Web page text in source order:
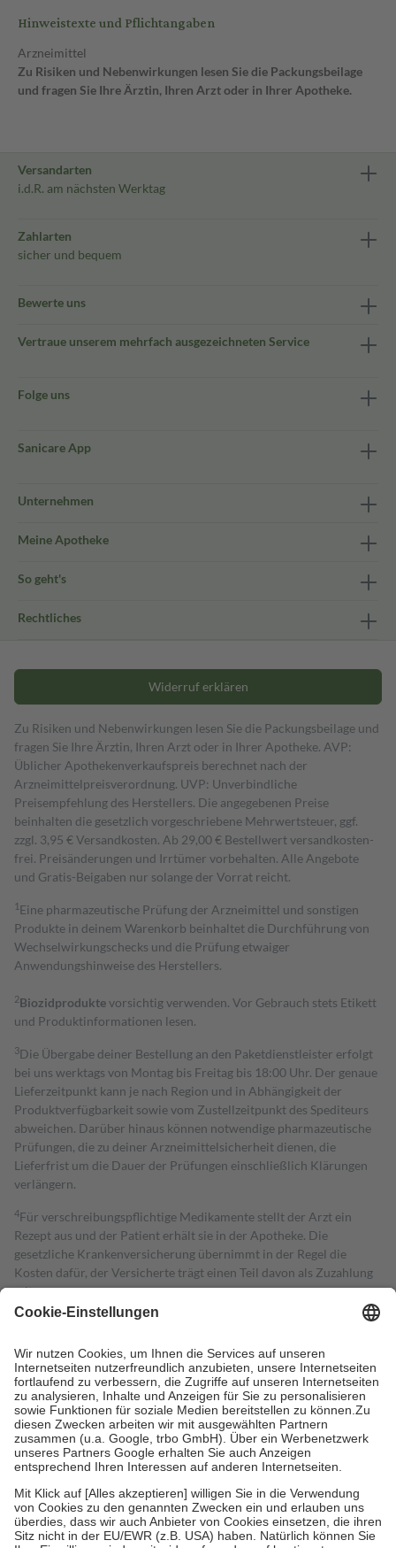
Hinweistexte und Pflichtangaben
Arzneimittel
Zu Risiken und Nebenwirkungen lesen Sie die Packungsbeilage
und fragen Sie Ihre Ärztin, Ihren Arzt oder in Ihrer Apotheke.
Versandarten
i.d.R. am nächsten Werktag
Zahlarten
sicher und bequem
Bewerte uns
Vertraue unserem mehrfach ausgezeichneten Service
Folge uns
Sanicare App
Unternehmen
Meine Apotheke
So geht's
Rechtliches
Widerruf erklären
Zu Risiken und Nebenwirkungen lesen Sie die Packungsbeilage und
fragen Sie Ihre Ärztin, Ihren Arzt oder in Ihrer Apotheke. AVP:
Üblicher Apothekenverkaufspreis berechnet nach der
Arzneimittelpreisverordnung. UVP: Unverbindliche
Preisempfehlung des Herstellers. Die angegebenen Preise
beinhalten die gesetzlich vorgeschriebene Mehrwertsteuer, ggf.
zzgl. 3,95 € Versandkosten. Ab 29,00 € Bestell­wert versand­kosten­
frei. Preisänderungen und Irrtümer vorbehalten. Alle Angebote
und Gratis-Beigaben nur solange der Vorrat reicht.
1 Eine pharmazeutische Prüfung der Arzneimittel und sonstigen
Produkte in deinem Warenkorb beinhaltet die Durchführung von
Wechselwirkungschecks und die Prüfung etwaiger
Anwendungshinweise des Herstellers.
2Biozidproduktevorsichtig verwenden. Vor Gebrauch stets Etikett
und Produktinformationen lesen.
3Die Übergabe deiner Bestellung an den Paketdienstleister erfolgt
bei uns werktags von Montag bis Freitag bis 18:00 Uhr. Der genaue
Lieferzeitpunkt kann je nach Region und in Abhängigkeit der
Produktverfügbarkeit sowie vom Zustellzeitpunkt des Spediteurs
abweichen. Darüber hinaus können notwendige pharmazeutische
Prüfungen, die zu deiner Arzneimittelsicherheit dienen, die
Lieferfrist um die Dauer der Prüfungen einschließlich Klärungen
verlängern.
4Für verschreibungspflichtige Medikamente stellt der Arzt ein
Rezept aus und der Patient erhält sie in der Apotheke. Die
gesetzliche Krankenversicherung übernimmt in der Regel die
Kosten dafür, der Versicherte trägt einen Teil davon als Zuzahlung
mit.
Grundsätzlich leisten Mitglieder Zuzahlungen in Höhe von zehn
höchstens zehn Euro.
Es sind jedoch nie mehr als die tatsächlichen
Kosten der Leistung zu entrichten.
Diese Regeln gelten grundsätzlich auch für Online-Apotheken.
Bei Heilmitteln und häuslicher Krankenpflege beträgt die
Zuzahlung zehn Prozent der Kosten sowie zehn Euro je
Verordnung.
Um das Engagement der Versicherten für ihre eigene Gesundheit zu
stärken und die besondere Stellung der Familie zu unterstützen,
fallenkeine Zuzahlungenan bei:
• Kindern und Jugendlichen bis zum vollendeten 18. Lebensjahr
mit Ausnahme der Fahrkosten